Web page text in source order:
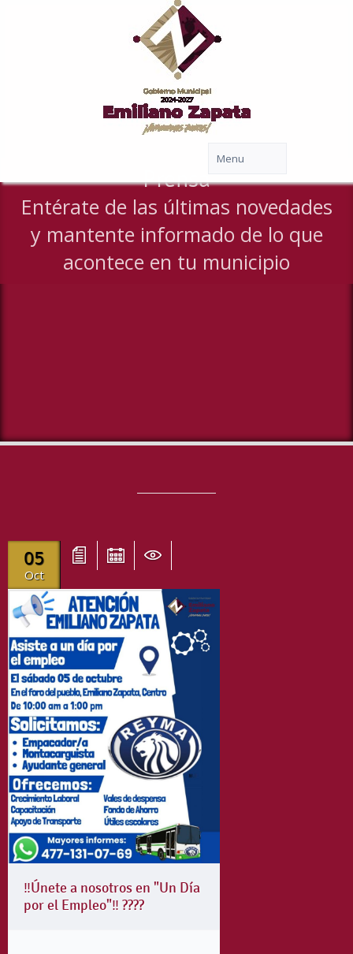
Prensa
Entérate de las últimas novedades
y mantente informado de lo que
acontece en tu municipio
05
Oct
‼️Únete a nosotros en "Un Día
por el Empleo"‼️ ????